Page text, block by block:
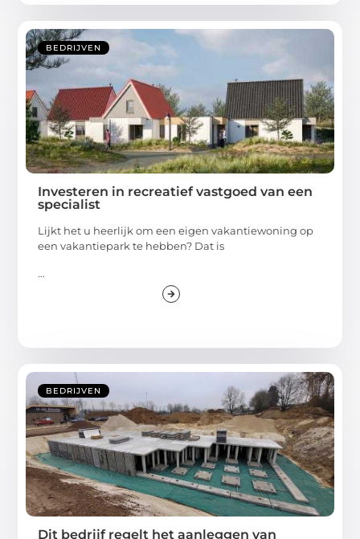
BEDRIJVEN
Investeren in recreatief vastgoed van een
specialist
Lijkt het u heerlijk om een eigen vakantiewoning op
een vakantiepark te hebben? Dat is
...
BEDRIJVEN
Dit bedrijf regelt het aanleggen van